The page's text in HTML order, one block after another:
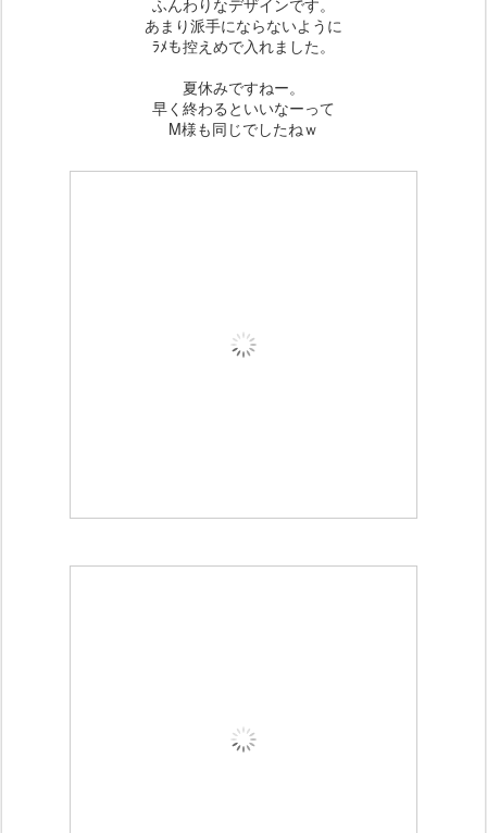
ふんわりなデザインです。
あまり派手にならないように
ﾗﾒも控えめで入れました。
夏休みですねー。
早く終わるといいなーって
M様も同じでしたねｗ